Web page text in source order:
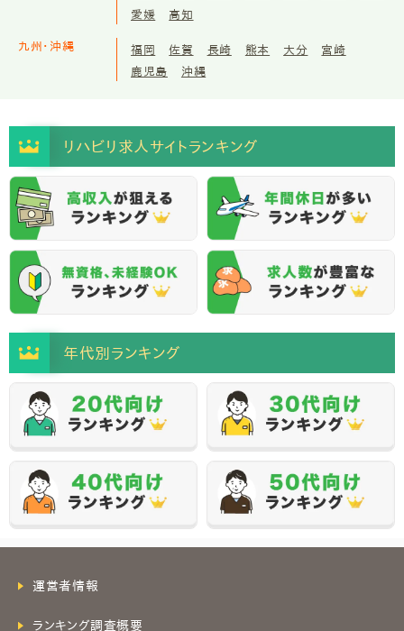
愛媛
高知
九州・沖縄 福岡 佐賀 長崎 熊本 大分
宮崎
鹿児島
沖縄
リハビリ求人サイトランキング
年代別ランキング
運営者情報
ランキング調査概要